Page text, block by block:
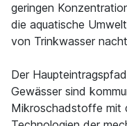
geringen
die aquatische
von Trinkwasser
Der
Gewässer sind
Mikroschadstoffe mit